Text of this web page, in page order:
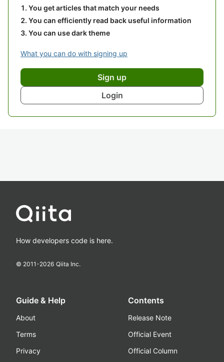
You get articles that match your needs
You can efficiently read back useful information
You can use dark theme
What you can do with signing up
Sign up
Login
How developers code is here.
© 2011-2026 Qiita Inc.
Guide & Help
About
Terms
Privacy
Contents
Release Note
Official Event
Official Column